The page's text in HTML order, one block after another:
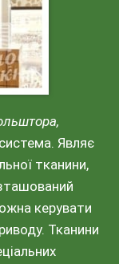
Являє
тканини,
керувати
Тканини